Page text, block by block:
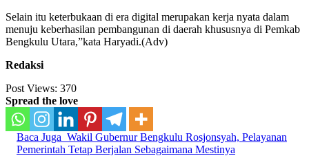
Selain itu keterbukaan di era digital merupakan kerja nyata dalam
menuju keberhasilan pembangunan di daerah khususnya di Pemkab
Bengkulu Utara,”kata Haryadi.(Adv)
Redaksi
Post Views: 370
Spread the love
Baca Juga Wakil Gubernur Bengkulu Rosjonsyah, Pelayanan
Pemerintah Tetap Berjalan Sebagaimana Mestinya